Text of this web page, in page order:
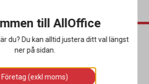
Miljöval
till AllOffice
du? Du kan alltid justera ditt val längst
ner på sidan.
Företag (exkl moms)